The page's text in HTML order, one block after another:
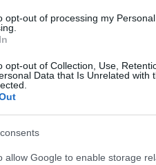
opt-out of processing my
opt-out of Collection, Use,
Data that Is Unrelated with
allow Google to enable storage
egyes jelenetek
de belegondolva,
típus, mint Lexi Alexander